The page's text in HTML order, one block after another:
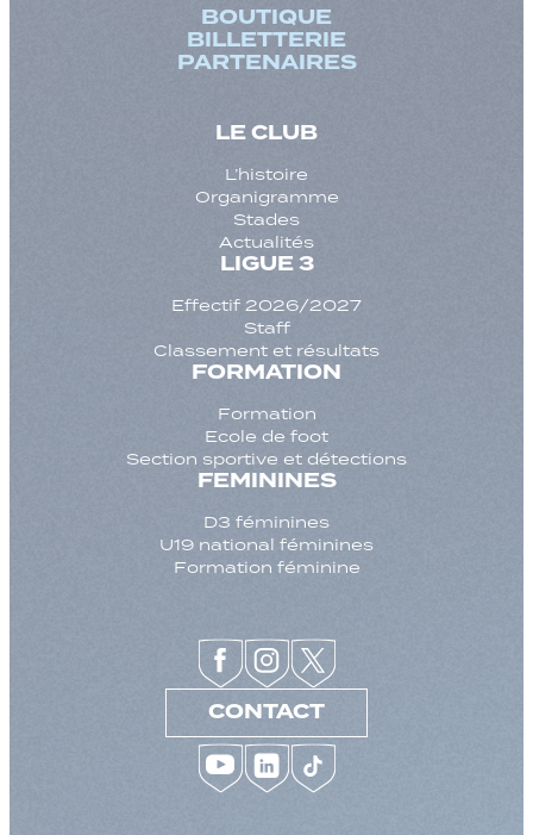
BOUTIQUE
BILLETTERIE
PARTENAIRES
LE CLUB
L’histoire
Organigramme
Stades
Actualités
LIGUE 3
Effectif 2026/2027
Staff
Classement et résultats
FORMATION
Formation
Ecole de foot
Section sportive et détections
FEMININES
D3 féminines
U19 national féminines
Formation féminine
CONTACT